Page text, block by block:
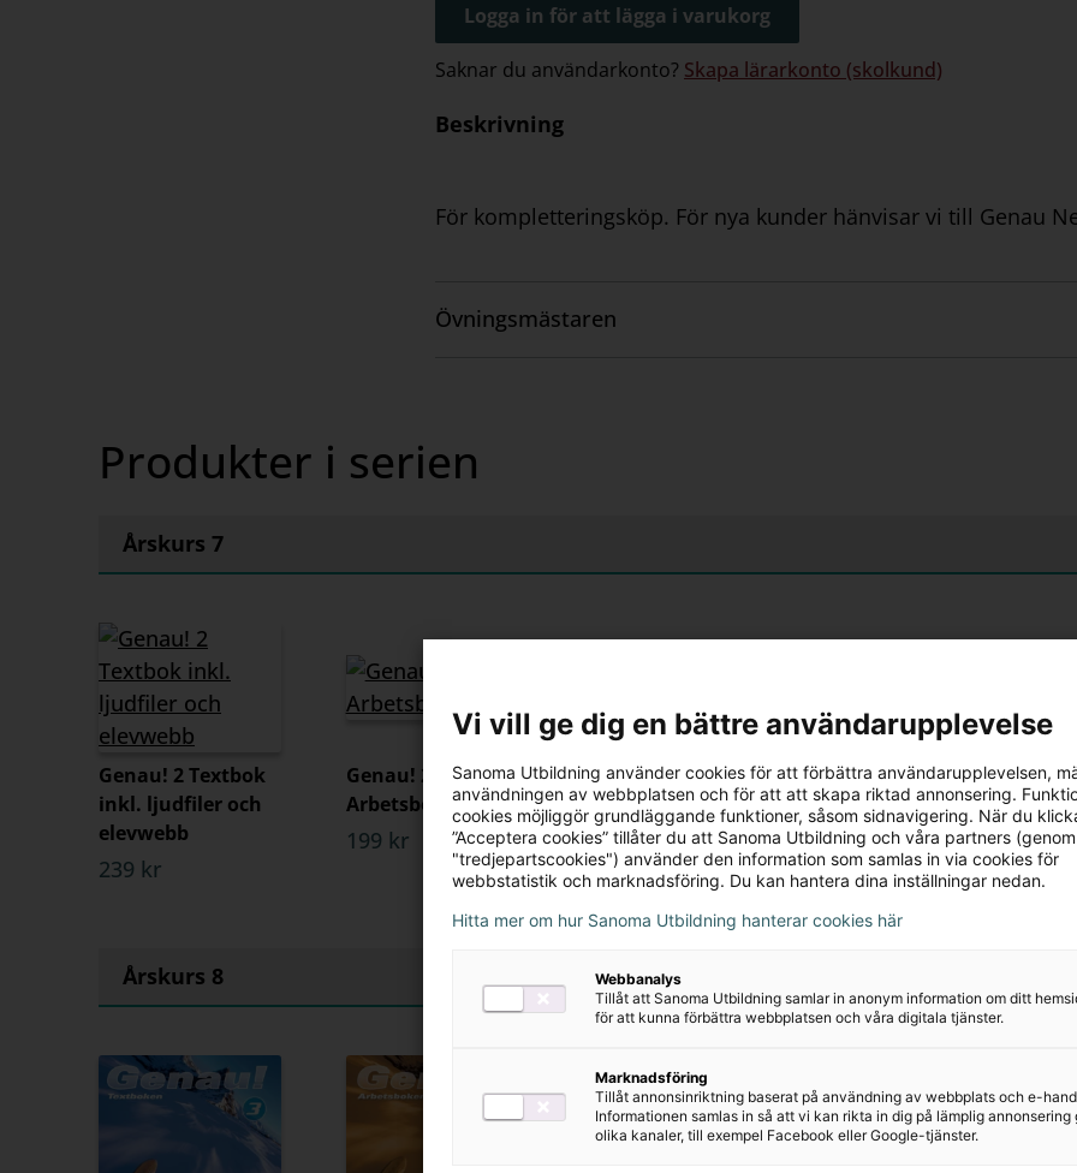
Logga in för att lägga i varukorg
Saknar du användarkonto? Skapa lärarkonto (skolkund)
Beskrivning
För kompletteringsköp. För nya kunder hänvisar vi till Genau
Övningsmästaren
Visa
Produkter i serien
Årskurs 7
Genau! 2 Textbok
inkl. ljudfiler och
elevwebb
239 kr
Genau! 2
Arbetsboken
199 kr
Årskurs 8
Vi vill ge dig en bättre användarupplevelse
Sanoma Utbildning använder cookies för att förbättra användarupplevelsen,
användningen av webbplatsen och för att att skapa riktad annonsering.
cookies möjliggör grundläggande funktioner, såsom sidnavigering. När du
”Acceptera cookies” tillåter du att Sanoma Utbildning och våra partners
"tredjepartscookies") använder den information som samlas in via cookies för
webbstatistik och marknadsföring. Du kan hantera dina inställningar nedan.
Hitta mer om hur Sanoma Utbildning hanterar cookies här
Webbanalys
Tillåt att Sanoma Utbildning samlar in anonym information om ditt
för att kunna förbättra webbplatsen och våra digitala tjänster.
Marknadsföring
Tillåt annonsinriktning baserat på användning av webbplats och e-
Informationen samlas in så att vi kan rikta in dig på lämplig annonsering
olika kanaler, till exempel Facebook eller Google-tjänster.